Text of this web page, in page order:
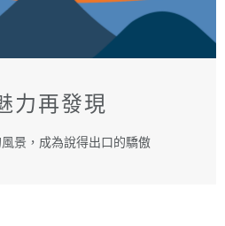
力再發現
景，成為說得出口的驕傲